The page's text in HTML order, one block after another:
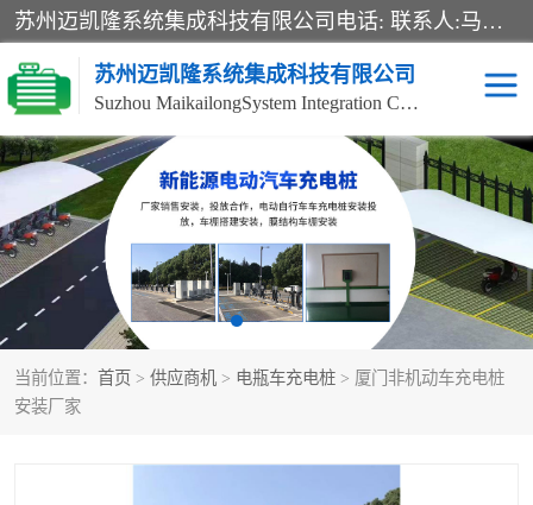
苏州迈凯隆系统集成科技有限公司电话: 联系人:马杰森 销售安装视频监控、报警系统、电话交换机、门禁考勤、巡更系统、呼叫对讲系统、停车场道闸、智能家居、广播系统、综合布线、办公设备、电子商务软件、网络工程、酒店门锁系列 系统集成、VOD视频点播、LED显示屏、节能产品、USP电源、收银机等弱电及智能化项目。
苏州迈凯隆系统集成科技有限公司
Suzhou MaikailongSystem Integration Co., Ltd.
当前位置： 首页 > 供应商机 > 电瓶车充电桩 > 厦门非机动车充电桩
安装厂家
非机动车充电桩 电瓶车充电桩
电动自行车充电桩 两轮电动车充电桩
充电桩